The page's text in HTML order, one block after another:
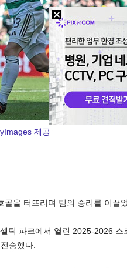
텍스 텍스 url
제공
을 터뜨리며 팀의 승리를 이끌
틱 파크에서 열린 2025-2026 스
승했다.